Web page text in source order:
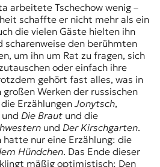
arbeitete Tschechow wenig –
schaffte er nicht mehr als ein
die vielen Gäste hielten ihn
scharenweise den berühmten
um ihn um Rat zu fragen, sich
oder einfach ihre
gehört fast alles, was in
Werken der russischen
Erzählungen Jonytsch,
Die Brautund die
und Der Kirschgarten.
nur eine Erzählung: die
Hündchen. Das Ende dieser
mäßig optimistisch: Den